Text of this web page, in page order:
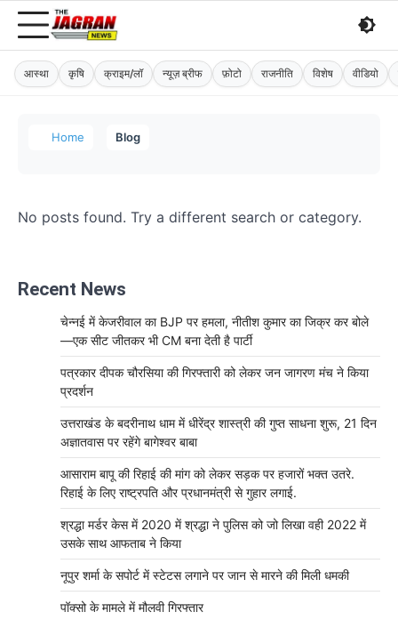
आस्था कृषि क्राइम/लॉ न्यूज़ ब्रीफ फ़ोटो राजनीति विशेष वीडियो
Home Blog
No posts found. Try a different search or category.
Recent News
चेन्नई में केजरीवाल का BJP पर हमला, नीतीश कुमार का जिक्र कर बोले
—एक सीट जीतकर भी CM बना देती है पार्टी
पत्रकार दीपक चौरसिया की गिरफ्तारी को लेकर जन जागरण मंच ने किया
प्रदर्शन
उत्तराखंड के बदरीनाथ धाम में धीरेंद्र शास्त्री की गुप्त साधना शुरू, 21 दिन
अज्ञातवास पर रहेंगे बागेश्वर बाबा
आसाराम बापू की रिहाई की मांग को लेकर सड़क पर हजारों भक्त उतरे.
रिहाई के लिए राष्ट्रपति और प्रधानमंत्री से गुहार लगाई.
श्रद्धा मर्डर केस में 2020 में श्रद्धा ने पुलिस को जो लिखा वही 2022 में
उसके साथ आफताब ने किया
नूपुर शर्मा के सपोर्ट में स्टेटस लगाने पर जान से मारने की मिली धमकी
पॉक्सो के मामले में मौलवी गिरफ्तार